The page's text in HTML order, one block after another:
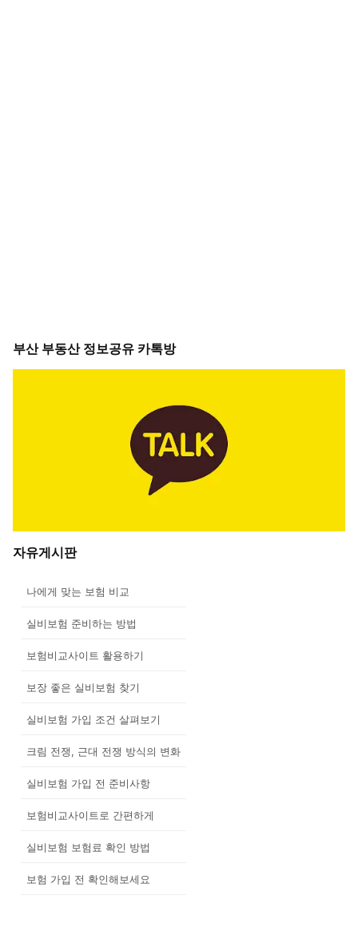
부산 부동산 정보공유 카톡방
자유게시판
나에게 맞는 보험 비교
실비보험 준비하는 방법
보험비교사이트 활용하기
보장 좋은 실비보험 찾기
실비보험 가입 조건 살펴보기
크림 전쟁, 근대 전쟁 방식의 변화
실비보험 가입 전 준비사항
보험비교사이트로 간편하게
실비보험 보험료 확인 방법
보험 가입 전 확인해보세요